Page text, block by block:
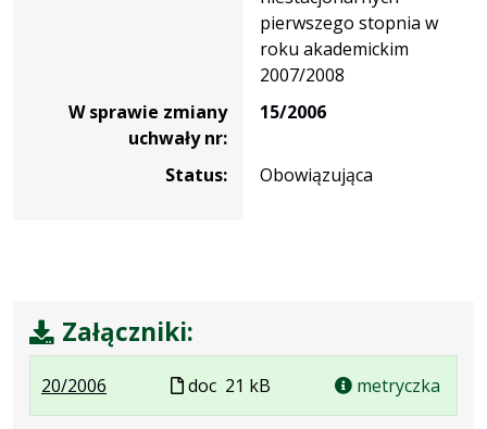
pierwszego stopnia w
roku akademickim
2007/2008
W sprawie zmiany
uchwały nr:
15/2006
Status: Obowiązująca
Załączniki:
20/2006
Plik
Rozmiar
Plik
w
doc 21 kB metryczka